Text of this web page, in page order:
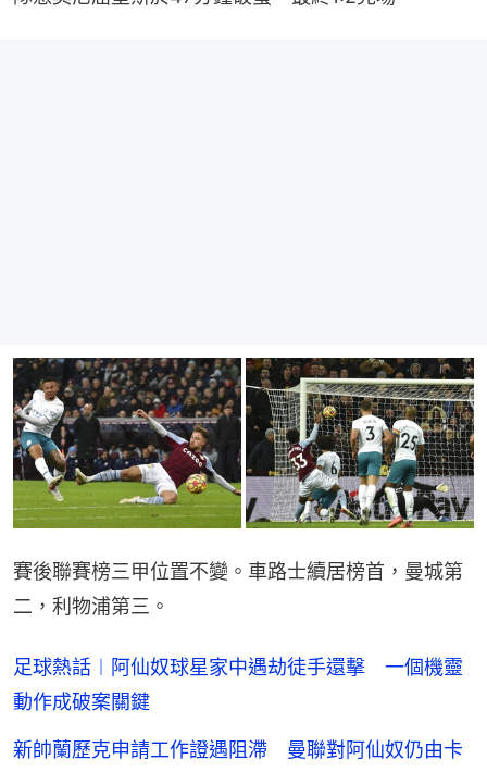
賽後聯賽榜三甲位置不變。車路士續居榜首，曼城第
二，利物浦第三。
足球熱話︱阿仙奴球星家中遇劫徒手還擊 一個機靈
動作成破案關鍵
新帥蘭歷克申請工作證遇阻滯 曼聯對阿仙奴仍由卡